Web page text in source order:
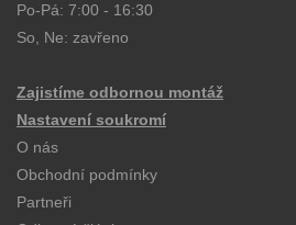
Po-Pá: 7:00 - 16:30
So, Ne: zavřeno
Zajistíme odbornou montáž
Nastavení soukromí
O nás
Obchodní podmínky
Partneři